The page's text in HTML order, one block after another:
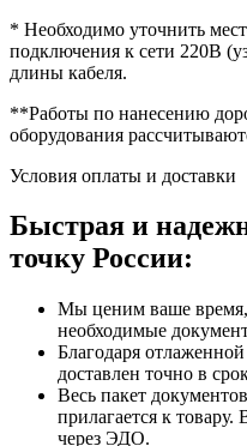
* Необходимо уточнить
подключения к сети 220В
длины кабеля.
**Работы по нанесению
оборудования
Условия оплаты и доставки
Быстрая и
точку России:
Мы ценим ваше время,
необходимые
Благодаря
доставлен точно в
Весь пакет
прилагается к
через ЭДО.